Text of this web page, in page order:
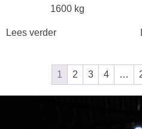
1600 kg
Lees verder
1 2 3 4 …